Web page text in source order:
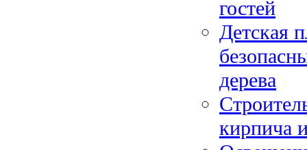
гостей
Детская
дерева
кирпича